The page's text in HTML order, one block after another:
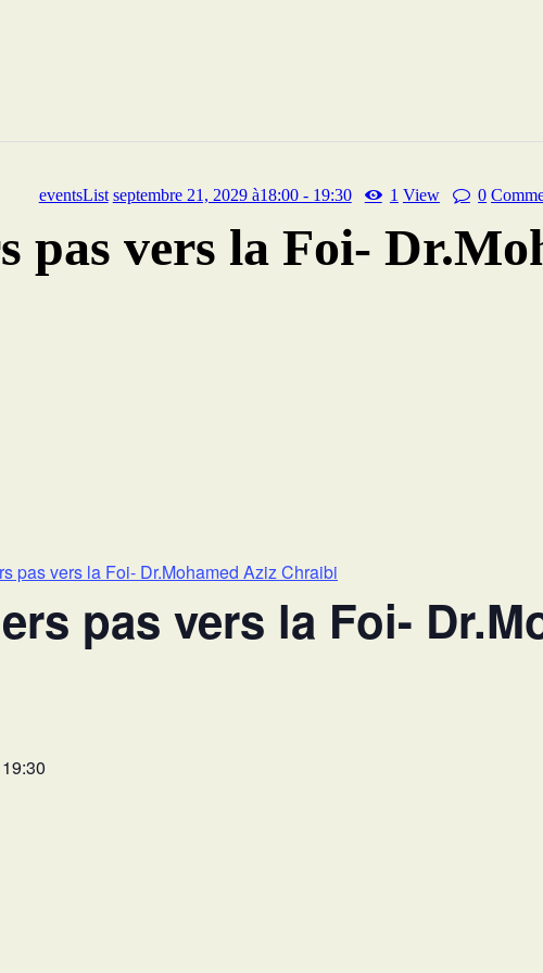
eventsList septembre 21, 2029 à18:00 - 19:30 1 View 0
pas vers la Foi-
pas vers la Foi- Dr.Mohamed Aziz Chraibi
pas vers la Foi-
19:30